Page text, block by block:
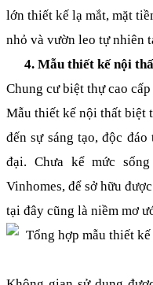
lớn thiết kế lạ mắt, mặt
nhỏ và vườn leo tự nhiên
Mẫu thiết kế nội
Chung cư biệt thự cao
Mẫu thiết kế nội thất biệt
đến sự sáng tạo, độc
đại. Chưa kể mức
Vinhomes, để sở hữu
tại đây cũng là niềm mơ